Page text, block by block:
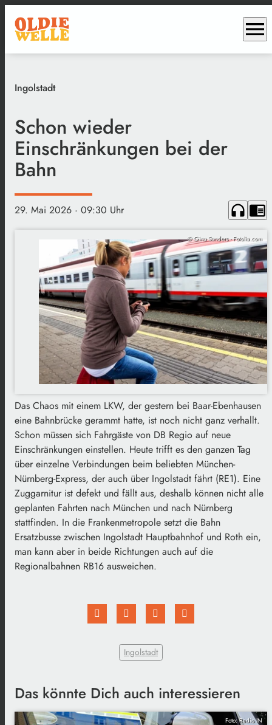
menu
Ingolstadt
Schon wieder
Einschränkungen bei der
Bahn
29. Mai 2026 · 09:30 Uhr headphones chrome_reader_mode
© Gina Sanders - Fotolia.com
Das Chaos mit einem LKW, der gestern bei Baar-Ebenhausen
eine Bahnbrücke gerammt hatte, ist noch nicht ganz verhallt.
Schon müssen sich Fahrgäste von DB Regio auf neue
Einschränkungen einstellen. Heute trifft es den ganzen Tag
über einzelne Verbindungen beim beliebten München-
Nürnberg-Express, der auch über Ingolstadt fährt (RE1). Eine
Zuggarnitur ist defekt und fällt aus, deshalb können nicht alle
geplanten Fahrten nach München und nach Nürnberg
stattfinden. In die Frankenmetropole setzt die Bahn
Ersatzbusse zwischen Ingolstadt Hauptbahnhof und Roth ein,
man kann aber in beide Richtungen auch auf die
Regionalbahnen RB16 ausweichen.
Ingolstadt
Das könnte Dich auch interessieren
Foto: Radio IN